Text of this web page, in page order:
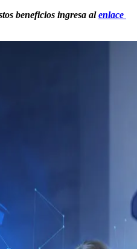
beneficios ingresa alenlace